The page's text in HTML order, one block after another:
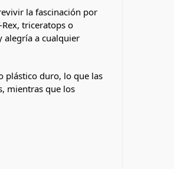
la fascinación por
triceratops o
alegría a cualquier
plástico duro, lo que las
mientras que los